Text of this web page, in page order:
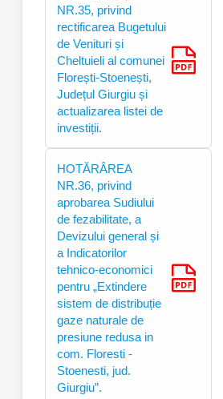
NR.35, privind
rectificarea Bugetului
de Venituri și
Cheltuieli al comunei
Florești-Stoenești,
Județul Giurgiu și
actualizarea listei de
investiții.
HOTĂRÂREA
NR.36, privind
aprobarea Sudiului
de fezabilitate, a
Devizului general și
a Indicatorilor
tehnico-economici
pentru „Extindere
sistem de distribuție
gaze naturale de
presiune redusa in
com. Floresti -
Stoenesti, jud.
Giurgiu”.